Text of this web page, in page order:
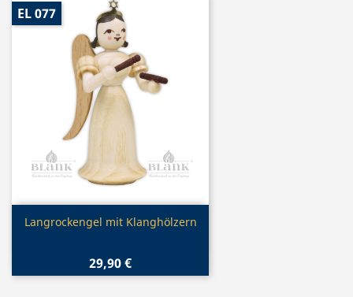
Vorschau
Langrockengel mit Klanghölzern
29,90 €
EL 077